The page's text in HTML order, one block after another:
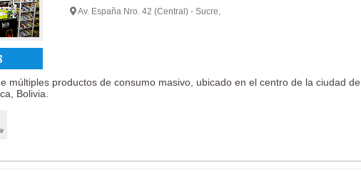
Av. España Nro. 42 (Central) - Sucre,
múltiples productos de consumo masivo, ubicado en el centro de la ciudad de
Bolivia.